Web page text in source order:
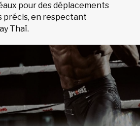
pour des déplacements
précis, en respectant
Thaï.